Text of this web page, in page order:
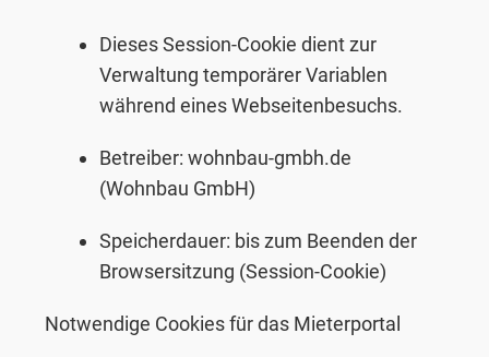
Dieses Session-Cookie dient zur
Verwaltung temporärer Variablen
während eines Webseitenbesuchs.
Betreiber: wohnbau-gmbh.de
(Wohnbau GmbH)
Speicherdauer: bis zum Beenden der
Browsersitzung (Session-Cookie)
Notwendige Cookies für das Mieterportal